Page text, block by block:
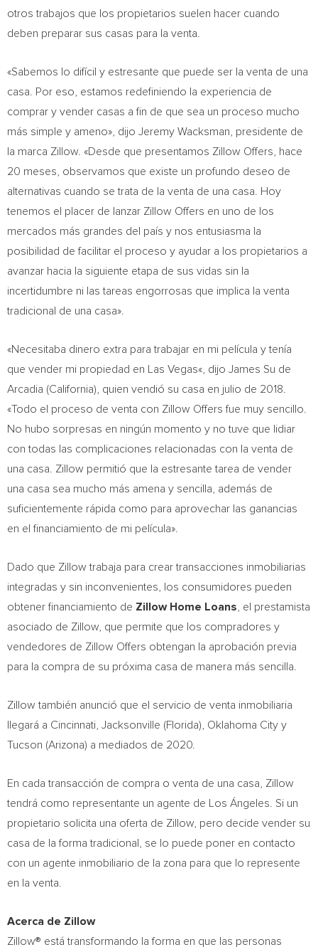
otros trabajos que los propietarios suelen hacer cuando
deben preparar sus casas para la venta.
«Sabemos lo difícil y estresante que puede ser la venta de una
casa. Por eso, estamos redefiniendo la experiencia de
comprar y vender casas a fin de que sea un proceso mucho
más simple y ameno», dijo Jeremy Wacksman , presidente de
la marca Zillow. «Desde que presentamos Zillow Offers, hace
20 meses, observamos que existe un profundo deseo de
alternativas cuando se trata de la venta de una casa. Hoy
tenemos el placer de lanzar Zillow Offers en uno de los
mercados más grandes del país y nos entusiasma la
posibilidad de facilitar el proceso y ayudar a los propietarios a
avanzar hacia la siguiente etapa de sus vidas sin la
incertidumbre ni las tareas engorrosas que implica la venta
tradicional de una casa».
«Necesitaba dinero extra para trabajar en mi película y tenía
que vender mi propiedad en
Las Vegas«, dijo James Su de
Arcadia (California), quien vendió su casa en julio de 2018.
«Todo el proceso de venta con Zillow Offers fue muy sencillo.
No hubo sorpresas en ningún momento y no tuve que lidiar
con todas las complicaciones relacionadas con la venta de
una casa. Zillow permitió que la estresante tarea de vender
una casa sea mucho más amena y sencilla, además de
suficientemente rápida como para aprovechar las ganancias
en el financiamiento de mi película».
Dado que Zillow trabaja para crear transacciones inmobiliarias
integradas y sin inconvenientes, los consumidores pueden
obtener financiamiento de Zillow Home Loans , el prestamista
asociado de Zillow, que permite que los compradores y
vendedores de Zillow Offers obtengan la aprobación previa
para la compra de su próxima casa de manera más sencilla.
Zillow también anunció que el servicio de venta inmobiliaria
llegará a Cincinnati Jacksonville (Florida), Oklahoma City y
Tucson (Arizona) a mediados de 2020.
En cada transacción de compra o venta de una casa, Zillow
tendrá como representante un agente de Los Ángeles. Si un
propietario solicita una oferta de Zillow, pero decide vender su
casa de la forma tradicional, se lo puede poner en contacto
con un agente inmobiliario de la zona para que lo represente
en la venta.
Acerca de Zillow
Zillow® está transformando la forma en que las personas